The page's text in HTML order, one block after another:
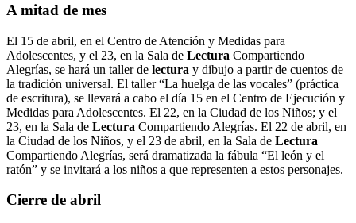
A mitad de mes
El 15 de abril, en el Centro de Atención y Medidas para
Adolescentes, y el 23, en la Sala de Lectura Compartiendo
Alegrías, se hará un taller de lectura y dibujo a partir de cuentos de
la tradición universal. El taller “La huelga de las vocales” (práctica
de escritura), se llevará a cabo el día 15 en el Centro de Ejecución y
Medidas para Adolescentes. El 22, en la Ciudad de los Niños; y el
23, en la Sala de Lectura Compartiendo Alegrías. El 22 de abril, en
la Ciudad de los Niños, y el 23 de abril, en la Sala de Lectura
Compartiendo Alegrías, será dramatizada la fábula “El león y el
ratón” y se invitará a los niños a que representen a estos personajes.
Cierre de abril